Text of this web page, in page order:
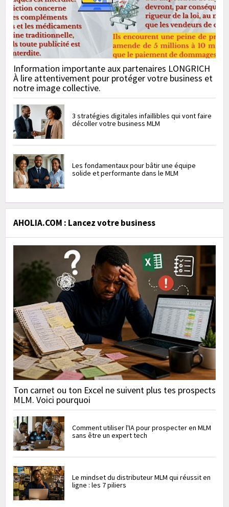
Information importante aux partenaires LONGRICH
À lire attentivement pour protéger votre business et
notre image collective.
3 stratégies digitales infaillibles qui vont faire
décoller votre business MLM
Les fondamentaux pour bâtir une équipe
solide et performante dans le MLM
AHOLIA.COM : Lancez votre business
Ton carnet ou ton Excel ne suivent plus tes prospects
MLM. Voici pourquoi
Comment utiliser l'IA pour prospecter en MLM
sans être un expert tech
Le mindset du distributeur MLM qui réussit en
ligne : les 7 piliers